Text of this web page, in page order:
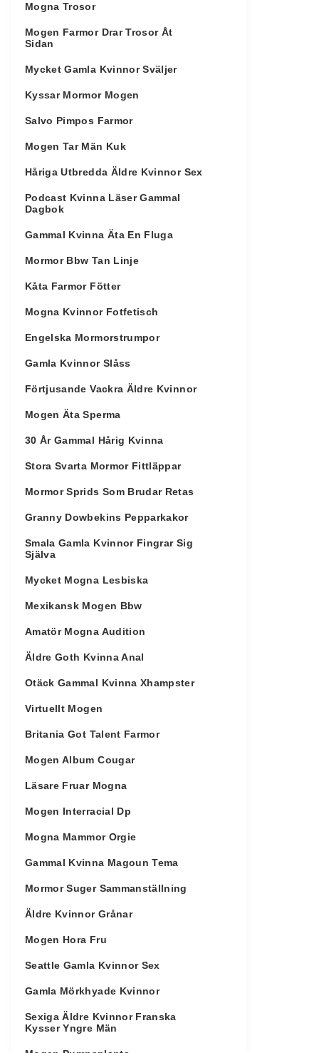
Mogna Trosor
Mogen Farmor Drar Trosor Åt
Sidan
Mycket Gamla Kvinnor Sväljer
Kyssar Mormor Mogen
Salvo Pimpos Farmor
Mogen Tar Män Kuk
Håriga Utbredda Äldre Kvinnor Sex
Podcast Kvinna Läser Gammal
Dagbok
Gammal Kvinna Äta En Fluga
Mormor Bbw Tan Linje
Kåta Farmor Fötter
Mogna Kvinnor Fotfetisch
Engelska Mormorstrumpor
Gamla Kvinnor Slåss
Förtjusande Vackra Äldre Kvinnor
Mogen Äta Sperma
30 År Gammal Hårig Kvinna
Stora Svarta Mormor Fittläppar
Mormor Sprids Som Brudar Retas
Granny Dowbekins Pepparkakor
Smala Gamla Kvinnor Fingrar Sig
Själva
Mycket Mogna Lesbiska
Mexikansk Mogen Bbw
Amatör Mogna Audition
Äldre Goth Kvinna Anal
Otäck Gammal Kvinna Xhampster
Virtuellt Mogen
Britania Got Talent Farmor
Mogen Album Cougar
Läsare Fruar Mogna
Mogen Interracial Dp
Mogna Mammor Orgie
Gammal Kvinna Magoun Tema
Mormor Suger Sammanställning
Äldre Kvinnor Grånar
Mogen Hora Fru
Seattle Gamla Kvinnor Sex
Gamla Mörkhyade Kvinnor
Sexiga Äldre Kvinnor Franska
Kysser Yngre Män